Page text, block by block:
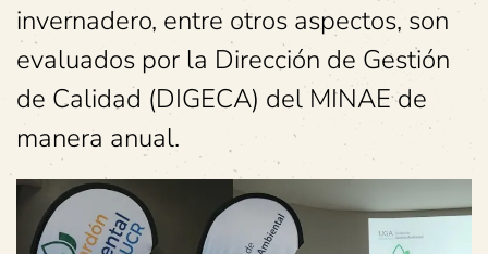
invernadero, entre otros aspectos, son
evaluados por la Dirección de Gestión
de Calidad (DIGECA) del MINAE de
manera anual.